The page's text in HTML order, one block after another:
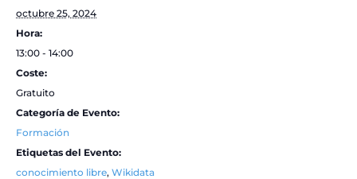
octubre 25, 2024
Hora:
13:00 - 14:00
Coste:
Gratuito
Categoría de Evento:
Formación
Etiquetas del Evento:
conocimiento libre, Wikidata